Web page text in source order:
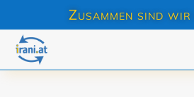
Zusammen sind